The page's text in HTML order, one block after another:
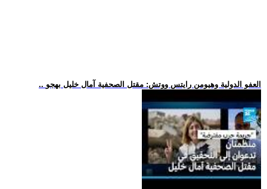
.. العفو الدولية وهيومن رايتس ووتش: مقتل الصحفية آمال خليل بهجو